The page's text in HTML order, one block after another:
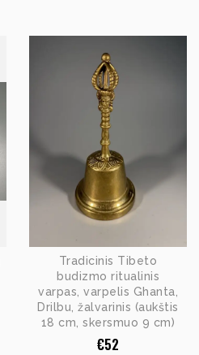
Tradicinis Tibeto
budizmo ritualinis
varpas, varpelis Ghanta,
Drilbu, žalvarinis (aukštis
18 cm, skersmuo 9 cm)
€52